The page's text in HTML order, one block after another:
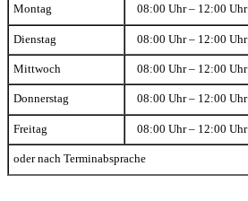
Montag 08:00 Uhr – 12:00 Uhr
Dienstag 08:00 Uhr – 12:00 Uhr
Mittwoch 08:00 Uhr – 12:00 Uhr
Donnerstag 08:00 Uhr – 12:00 Uhr
Freitag 08:00 Uhr – 12:00 Uhr
oder nach Terminabsprache